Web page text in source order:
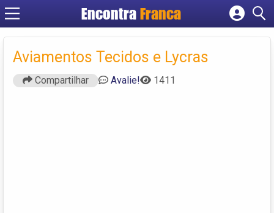
Encontra Franca
Cadastrar empresa
Criar conta
Aviamentos Tecidos e Lycras
Compartilhar Avalie! 1411